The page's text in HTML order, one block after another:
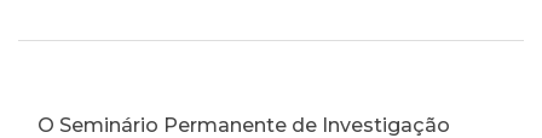
O Seminário Permanente de Investigação